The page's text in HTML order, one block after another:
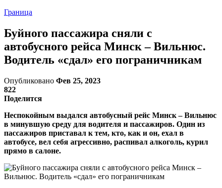
Граница
Буйного пассажира сняли с
автобусного рейса Минск – Вильнюс.
Водитель «сдал» его пограничникам
Опубликовано Фев 25, 2023
822
Поделится
Неспокойным выдался автобусный рейс Минск – Вильнюс
в минувшую среду для водителя и пассажиров. Один из
пассажиров приставал к тем, кто, как и он, ехал в
автобусе, вел себя агрессивно, распивал алкоголь, курил
прямо в салоне.